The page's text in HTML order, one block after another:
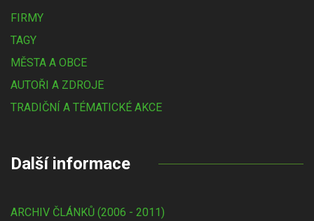
FIRMY
TAGY
MĚSTA A OBCE
AUTOŘI A ZDROJE
TRADIČNÍ A TÉMATICKÉ AKCE
Další informace
ARCHIV ČLÁNKŮ (2006 - 2011)